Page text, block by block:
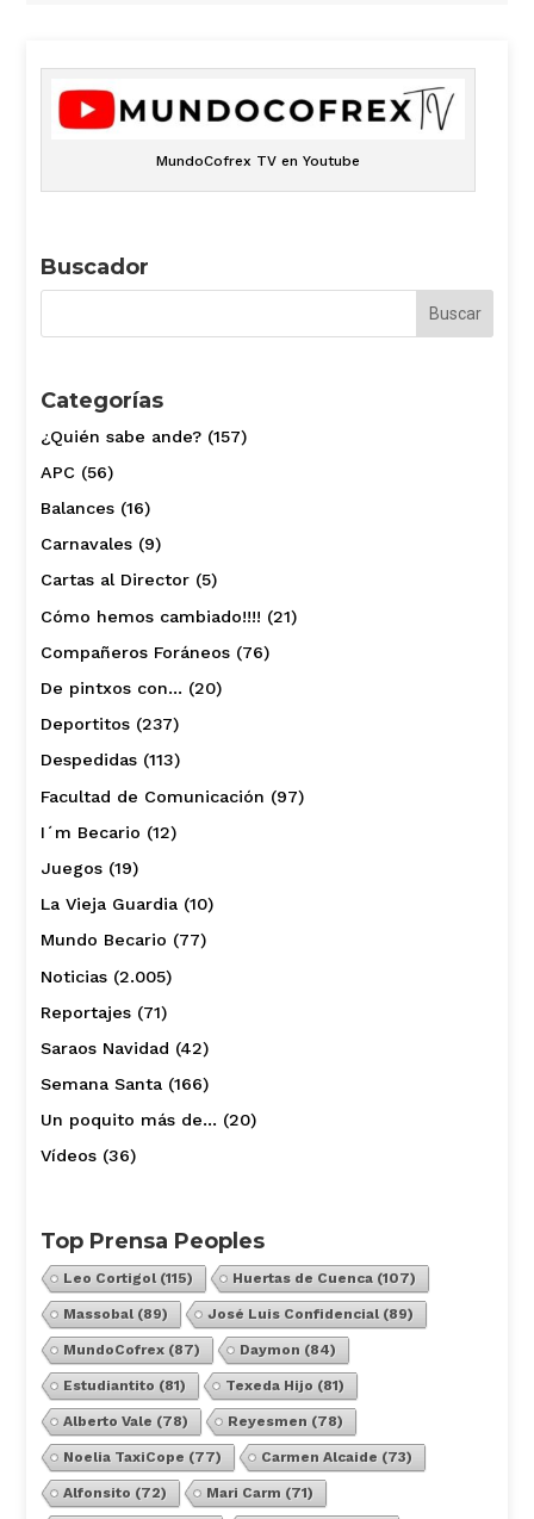
MundoCofrex TV en Youtube
Buscador
Categorías
¿Quién sabe ande?(157)
APC(56)
Balances(16)
Carnavales(9)
Cartas al Director(5)
Cómo hemos cambiado!!!! (21)
Compañeros Foráneos(76)
De pintxos con… (20)
Deportitos(237)
Despedidas(113)
Facultad de Comunicación (97)
I´m Becario (12)
Juegos(19)
La Vieja Guardia(10)
Mundo Becario (77)
Noticias(2.005)
Reportajes(71)
Saraos Navidad (42)
Semana Santa(166)
Un poquito más de… (20)
Vídeos(36)
Top Prensa Peoples
Leo Cortigol(115) Huertas de Cuenca(107)
Massobal(89) José Luis Confidencial(89)
MundoCofrex(87) Daymon (84)
Estudiantito (81) Texeda Hijo (81)
Alberto Vale (78) Reyesmen (78)
Noelia TaxiCope (77) Carmen Alcaide (73)
Alfonsito (72) Mari Carm (71)